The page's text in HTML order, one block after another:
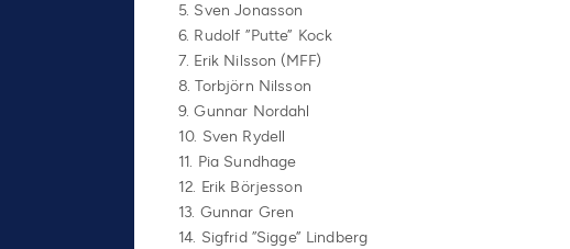
5. Sven Jonasson
6. Rudolf ”Putte” Kock
7. Erik Nilsson (MFF)
8. Torbjörn Nilsson
9. Gunnar Nordahl
10. Sven Rydell
11. Pia Sundhage
12. Erik Börjesson
13. Gunnar Gren
14. Sigfrid ”Sigge” Lindberg